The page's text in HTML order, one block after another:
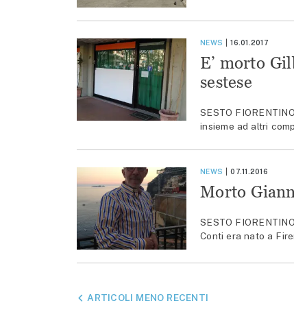
NEWS 16.01.2017
E’ morto
sestese
SESTO
insieme ad altri
NEWS 07.11.2016
Morto
SESTO
Conti era nato a
NAVIGAZIONE
ARTICOLI MENO RECENTI